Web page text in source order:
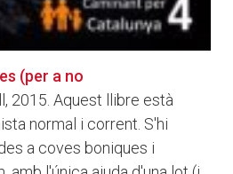
(per a no
2015. Aquest llibre està
normal i corrent. S'hi
a coves boniques i